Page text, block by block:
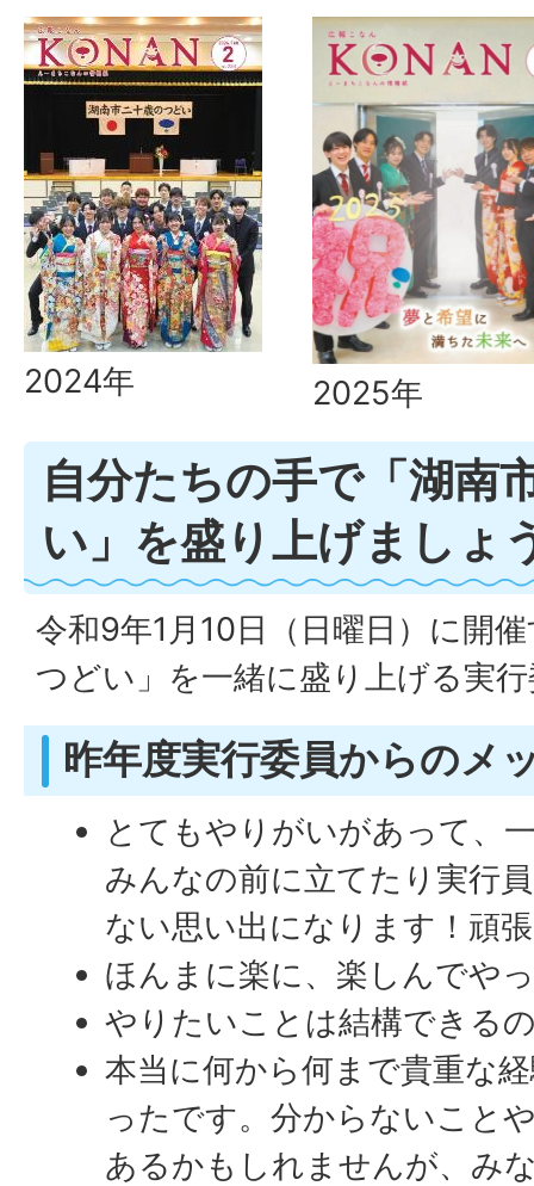
2024年 2025年
自分たちの手で「湖南
い」を盛り上げましょ
令和9年1月10日（日曜日）に開
つどい」を一緒に盛り上げる実
昨年度実行委員からのメ
とてもやりがいがあって、
みんなの前に立てたり実行
ない思い出になります！頑
ほんまに楽に、楽しんでや
やりたいことは結構できる
本当に何から何まで貴重な
ったです。分からないこと
あるかもしれませんが、み